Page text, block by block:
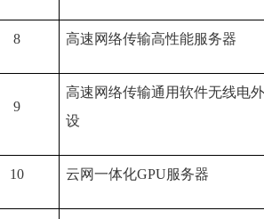
8 高速网络传输高性能服务器
9
高速网络传输通用软件无线电
设
10 云网一体化GPU服务器